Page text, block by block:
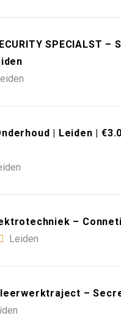
SPECIALST –
| Leiden |
–
Leiden
–